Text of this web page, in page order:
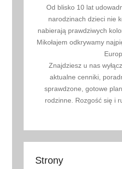
Od blisko 10 lat
narodzinach dzieci nie
nabierają prawdziwych
Mikołajem odkrywamy
Znajdziesz u nas
aktualne cenniki,
sprawdzone, gotowe
rodzinne. Rozgość się i
Strony